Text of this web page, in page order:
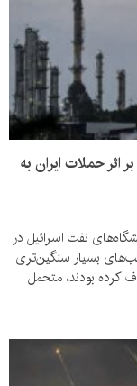
اثر حملات ایران به
نفت اسرائیل در
طی جنگ ۳۹ روزه، آسیب‌های بسیار سنگین‌تری
کرده بودند، متحمل